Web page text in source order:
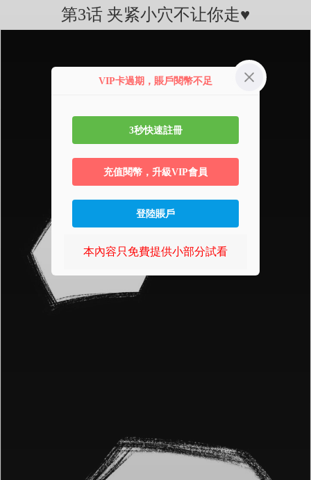
第3话 夹紧小穴不让你走♥
VIP卡過期，賬戶閱幣不足
3秒快速註冊
充值閱幣，升級VIP會員
登陸賬戶
本內容只免費提供小部分試看